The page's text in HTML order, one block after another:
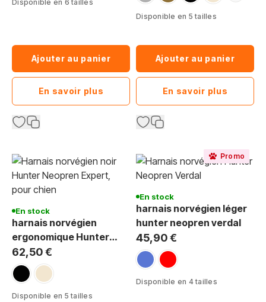
Disponible en 6 tailles
Ajouter au panier
En savoir plus
Disponible en 5 tailles
Ajouter au panier
En savoir plus
En stock
harnais norvégien
ergonomique Hunter
Neopren Expert pour
chien
62,50 €
noir beige
Disponible en 5 tailles
Promo
En stock
harnais norvégien léger
hunter neopren verdal
45,90 €
bleu rouge
Disponible en 4 tailles